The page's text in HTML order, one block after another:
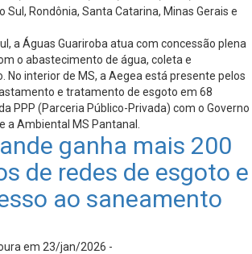
Sul, Rondônia, Santa Catarina, Minas Gerais e
a Águas Guariroba atua com concessão plena
o abastecimento de água, coleta e
No interior de MS, a Aegea está presente pelos
e tratamento de esgoto em 68
PPP (Parceria Público-Privada) com o Governo
a Ambiental MS Pantanal.
ganha mais 200
de redes de esgoto e
ao saneamento
em 23/jan/2026 -